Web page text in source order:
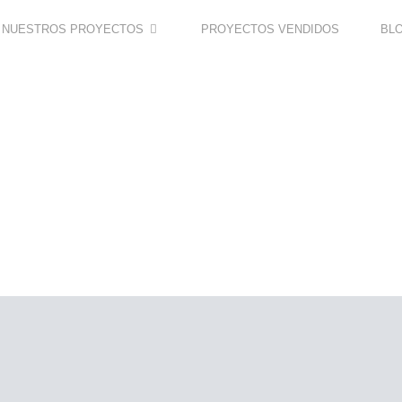
NUESTROS PROYECTOS PROYECTOS VENDIDOS